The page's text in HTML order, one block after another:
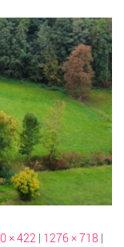
× 422 | 1276 × 718 |